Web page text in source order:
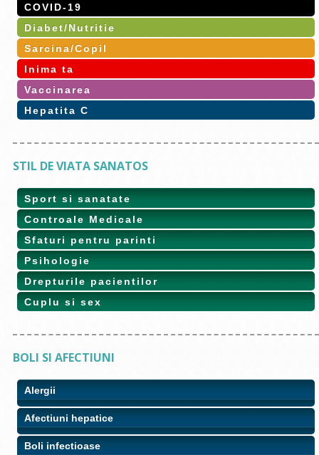
COVID-19
Diabet/Nutritie
Sarcina/Copil
Inima ta
Vaccinarea
Hepatita C
STIL DE VIATA SANATOS
Sport si sanatate
Controale Medicale
Sfaturi pentru parinti
Psihologie
Drepturile pacientilor
Cuplu si sex
BOLI SI AFECTIUNI
Alergii
Afectiuni hepatice
Boli infectioase